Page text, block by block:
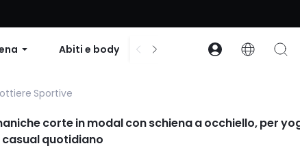
ordini superiori a $99 | Codice: GLOWNEW
Abiti e body Accessori
Sportive
corte in modal con schiena a occhiello, per
quotidiano